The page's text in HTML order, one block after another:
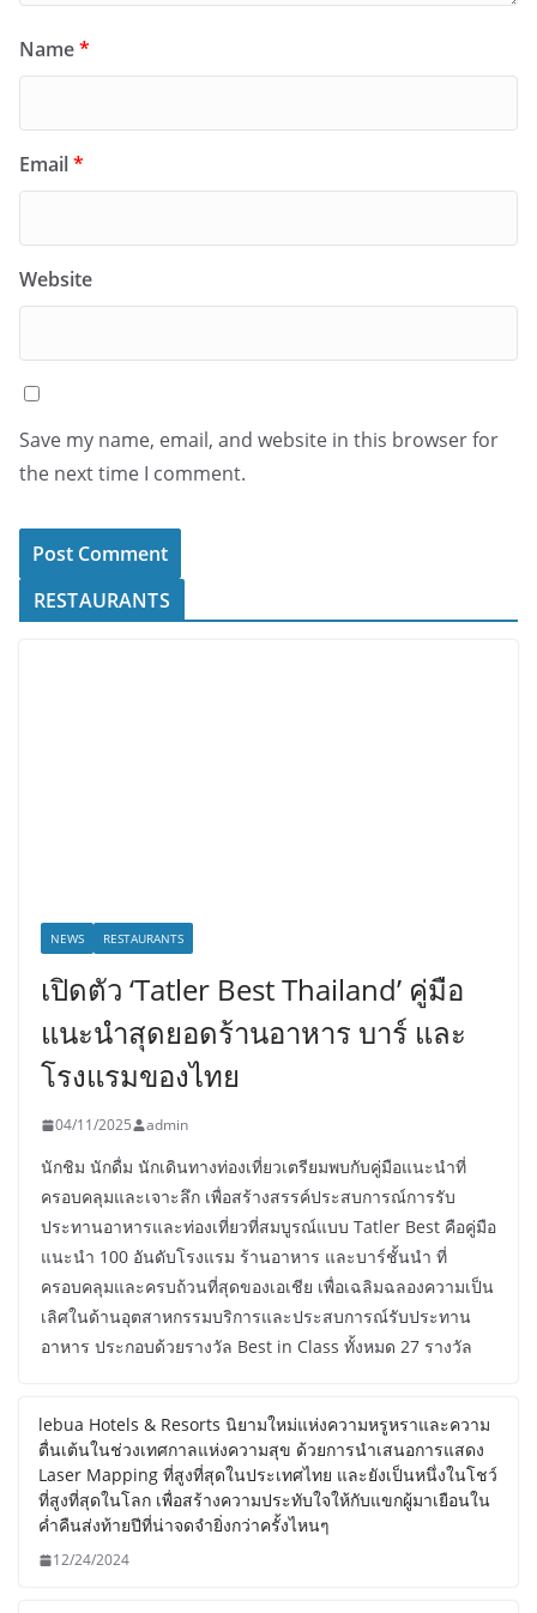
Name*
Email*
Website
Save my name, email, and website in this browser for
the next time I comment.
RESTAURANTS
NEWS RESTAURANTS
เปิดตัว ‘Tatler Best Thailand’ คู่มือ
แนะนำสุดยอดร้านอาหาร บาร์ และ
โรงแรมของไทย
04/11/2025 admin
นักชิม นักดื่ม นักเดินทางท่องเที่ยวเตรียมพบกับคู่มือแนะนำที่
ครอบคลุมและเจาะลึก เพื่อสร้างสรรค์ประสบการณ์การรับ
ประทานอาหารและท่องเที่ยวที่สมบูรณ์แบบ Tatler Best คือคู่มือ
แนะนำ 100 อันดับโรงแรม ร้านอาหาร และบาร์ชั้นนำ ที่
ครอบคลุมและครบถ้วนที่สุดของเอเชีย เพื่อเฉลิมฉลองความเป็น
เลิศในด้านอุตสาหกรรมบริการและประสบการณ์รับประทาน
อาหาร ประกอบด้วยรางวัล Best in Class ทั้งหมด 27 รางวัล
lebua Hotels & Resorts นิยามใหม่แห่งความหรูหราและความ
ตื่นเต้นในช่วงเทศกาลแห่งความสุข ด้วยการนำเสนอการแสดง
Laser Mapping ที่สูงที่สุดในประเทศไทย และยังเป็นหนึ่งในโชว์
ที่สูงที่สุดในโลก เพื่อสร้างความประทับใจให้กับแขกผู้มาเยือนใน
ค่ำคืนส่งท้ายปีที่น่าจดจำยิ่งกว่าครั้งไหนๆ
12/24/2024